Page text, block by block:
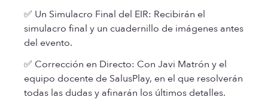
✅ Un Simulacro Final del EIR: Recibirán el
simulacro final y un cuadernillo de imágenes antes
del evento.
✅ Corrección en Directo: Con Javi Matrón y el
equipo docente de SalusPlay, en el que resolverán
todas las dudas y afinarán los últimos detalles.